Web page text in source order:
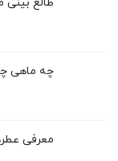
چه ماهی
معرفی